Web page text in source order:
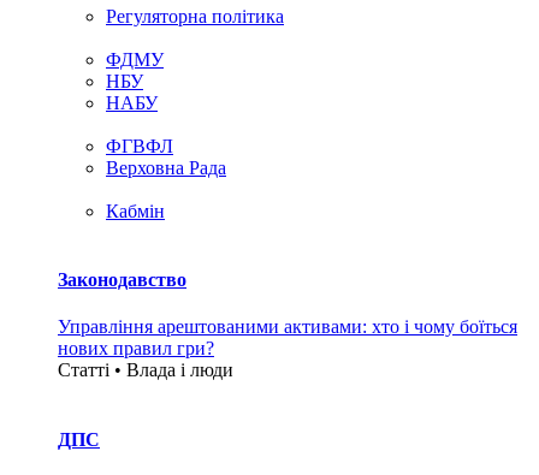
Регуляторна політика
ФДМУ
НБУ
НАБУ
ФГВФЛ
Верховна Рада
Кабмін
Законодавство
Управління арештованими активами: хто і чому боїться
нових правил гри?
Статті • Влада i люди
ДПС